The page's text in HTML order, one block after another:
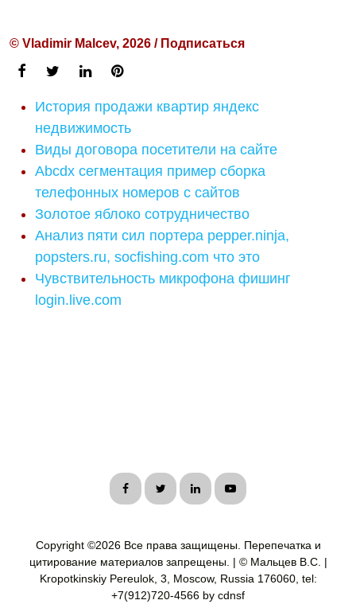
© Vladimir Malcev, 2026 / Подписаться
История продажи квартир яндекс
недвижимость
Виды договора посетители на сайте
Abcdx сегментация пример сборка
телефонных номеров с сайтов
Золотое яблоко сотрудничество
Анализ пяти сил портера pepper.ninja,
popsters.ru, socfishing.com что это
Чувствительность микрофона фишинг
login.live.com
Copyright ©2026 Все права защищены. Перепечатка и
цитирование материалов запрещены. | © Мальцев В.С. |
Kropotkinskiy Pereulok, 3, Moscow, Russia 176060, tel:
+7(912)720-4566 by cdnsf